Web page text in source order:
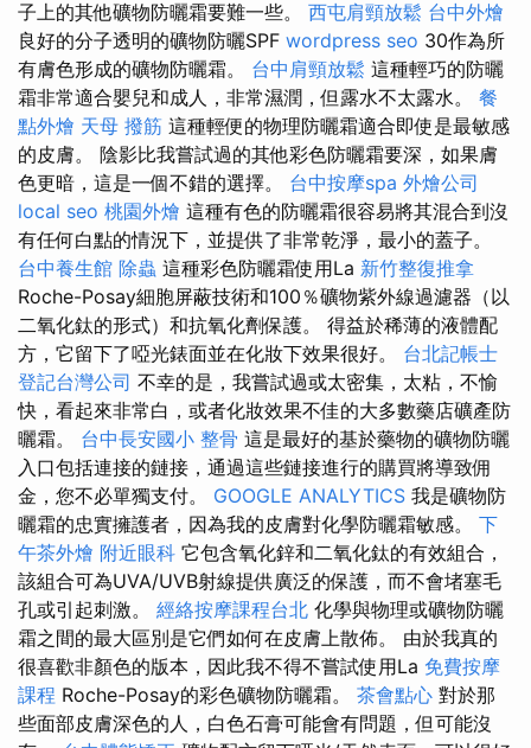
子上的其他礦物防曬霜要難一些。 西屯肩頸放鬆 台中外燴
良好的分子透明的礦物防曬SPF wordpress seo 30作為所
有膚色形成的礦物防曬霜。 台中肩頸放鬆 這種輕巧的防曬
霜非常適合嬰兒和成人，非常濕潤，但露水不太露水。 餐
點外燴 天母 撥筋 這種輕便的物理防曬霜適合即使是最敏感
的皮膚。 陰影比我嘗試過的其他彩色防曬霜要深，如果膚
色更暗，這是一個不錯的選擇。 台中按摩spa 外燴公司
local seo 桃園外燴 這種有色的防曬霜很容易將其混合到沒
有任何白點的情況下，並提供了非常乾淨，最小的蓋子。
台中養生館 除蟲 這種彩色防曬霜使用La 新竹整復推拿
Roche-Posay細胞屏蔽技術和100％礦物紫外線過濾器（以
二氧化鈦的形式）和抗氧化劑保護。 得益於稀薄的液體配
方，它留下了啞光錶面並在化妝下效果很好。 台北記帳士
登記台灣公司 不幸的是，我嘗試過或太密集，太粘，不愉
快，看起來非常白，或者化妝效果不佳的大多數藥店礦產防
曬霜。 台中長安國小 整骨 這是最好的基於藥物的礦物防曬
入口包括連接的鏈接，通過這些鏈接進行的購買將導致佣
金，您不必單獨支付。 GOOGLE ANALYTICS 我是礦物防
曬霜的忠實擁護者，因為我的皮膚對化學防曬霜敏感。 下
午茶外燴 附近眼科 它包含氧化鋅和二氧化鈦的有效組合，
該組合可為UVA/UVB射線提供廣泛的保護，而不會堵塞毛
孔或引起刺激。 經絡按摩課程台北 化學與物理或礦物防曬
霜之間的最大區別是它們如何在皮膚上散佈。 由於我真的
很喜歡非顏色的版本，因此我不得不嘗試使用La 免費按摩
課程 Roche-Posay的彩色礦物防曬霜。 茶會點心 對於那
些面部皮膚深色的人，白色石膏可能會有問題，但可能沒